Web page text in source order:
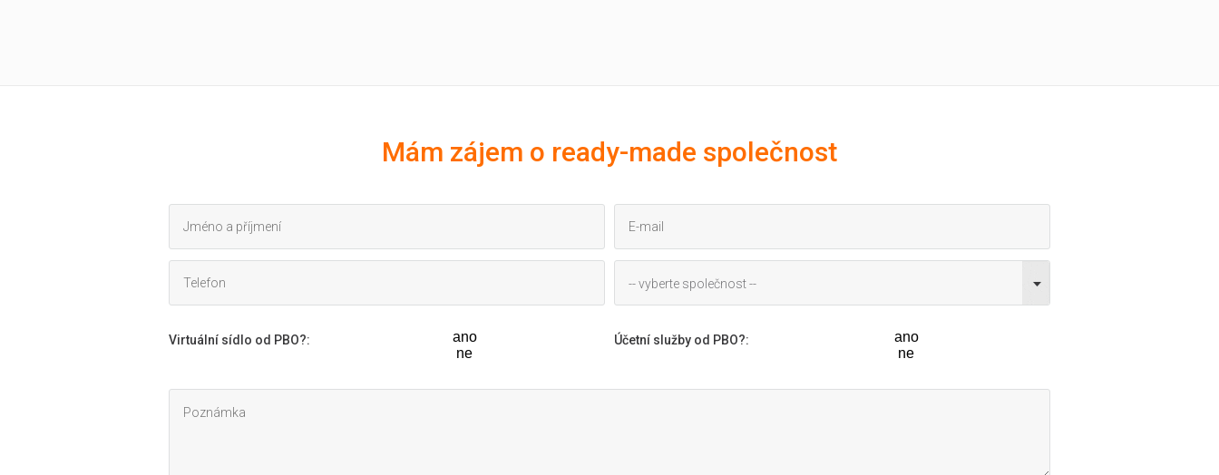
Mám zájem o ready-made společnost
-- vyberte společnost --
Virtuální sídlo od PBO?:
ano
ne
Účetní služby od PBO?:
ano
ne